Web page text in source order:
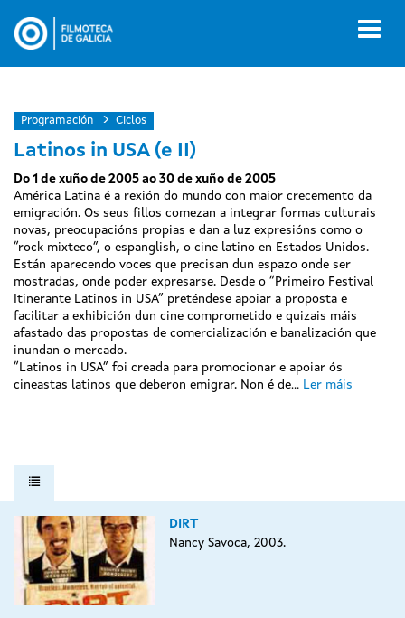
contido
Programación Ciclos
Latinos in USA (e II)
Do 1 de xuño de 2005 ao 30 de xuño de 2005
América Latina é a rexión do mundo con maior crecemento da
emigración. Os seus fillos comezan a integrar formas culturais
novas, preocupacións propias e dan a luz expresións como o
“rock mixteco”, o espanglish, o cine latino en Estados Unidos.
Están aparecendo voces que precisan dun espazo onde ser
mostradas, onde poder expresarse. Desde o “Primeiro Festival
Itinerante Latinos in USA” preténdese apoiar a proposta e
facilitar a exhibición dun cine comprometido e quizais máis
afastado das propostas de comercialización e banalización que
inundan o mercado.
“Latinos in USA” foi creada para promocionar e apoiar ós
cineastas latinos que deberon emigrar. Non é de... Ler máis
DIRT
Nancy Savoca, 2003.